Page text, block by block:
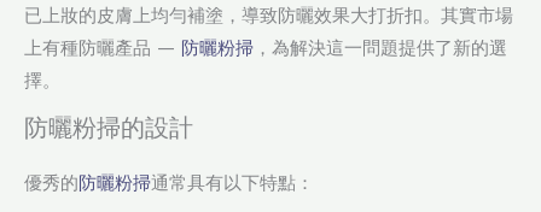
已上妝的皮膚上均勻補塗，導致防曬效果大打折扣。其實市場
上有種防曬產品 — 防曬粉掃 ，為解決這一問題提供了新的選
擇。
防曬粉掃的設計
優秀的防曬粉掃通常具有以下特點：